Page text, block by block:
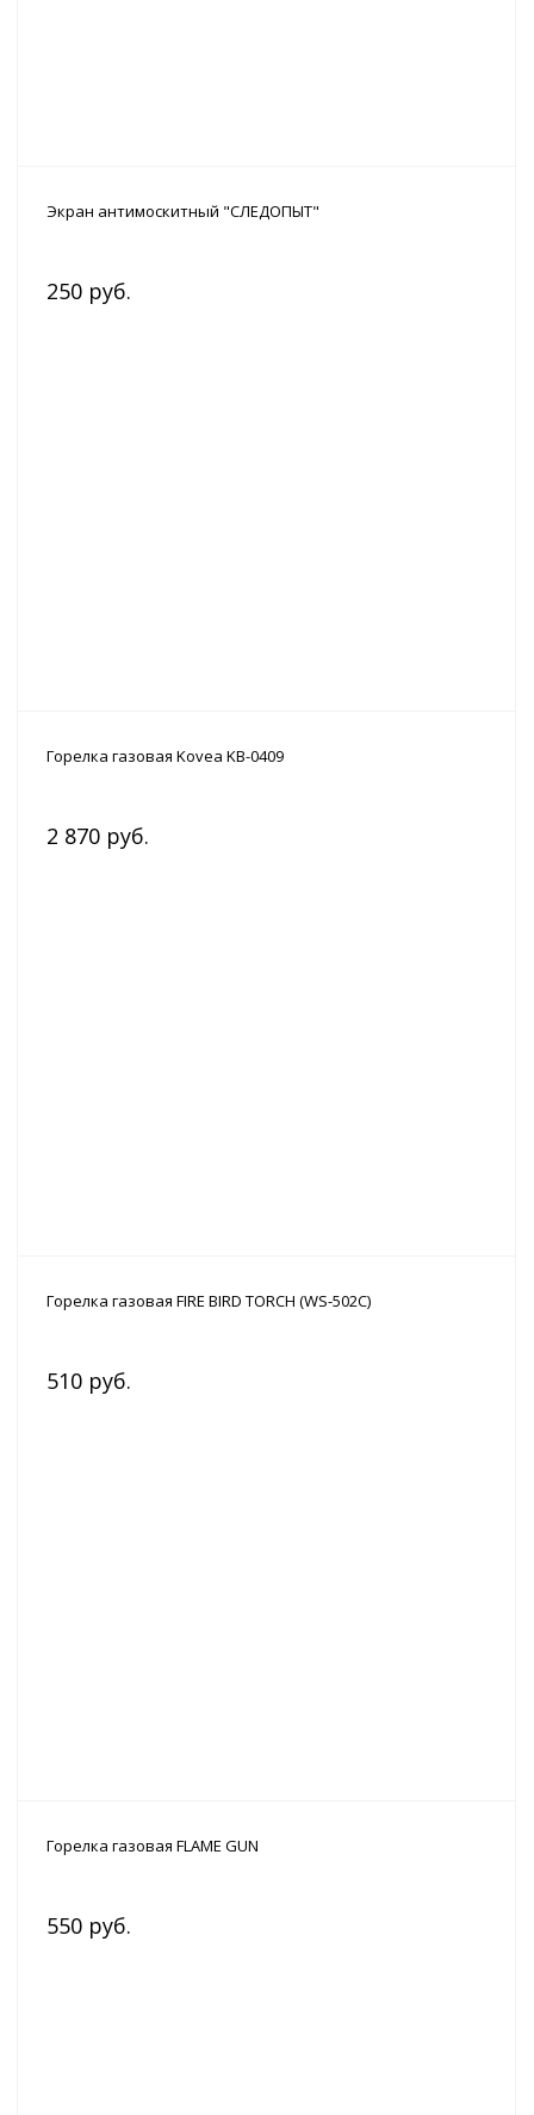
Экран антимоскитный "СЛЕДОПЫТ"
250 руб.
Горелка газовая Kovea KB-0409
2 870 руб.
Горелка газовая FIRE BIRD TORCH (WS-502C)
510 руб.
Горелка газовая FLAME GUN
550 руб.